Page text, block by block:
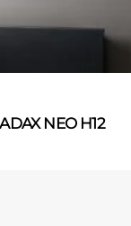
NEO H12